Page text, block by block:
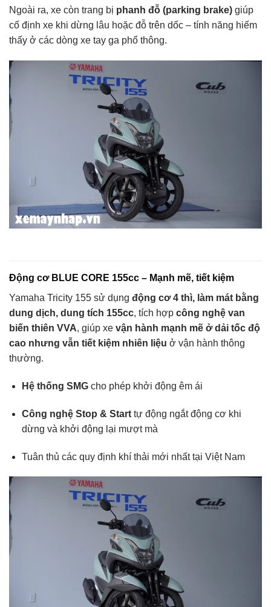
Ngoài ra, xe còn trang bị phanh đỗ (parking brake) giúp
cố định xe khi dừng lâu hoặc đỗ trên dốc – tính năng hiếm
thấy ở các dòng xe tay ga phổ thông.
Động cơ BLUE CORE 155cc – Mạnh mẽ, tiết kiệm
Yamaha Tricity 155 sử dụng động cơ 4 thì, làm mát bằng
dung dịch, dung tích 155cc, tích hợp công nghệ van
biến thiên VVA, giúp xe vận hành mạnh mẽ ở dải tốc độ
cao nhưng vẫn tiết kiệm nhiên liệu ở vận hành thông
thường.
Hệ thống SMGcho phép khởi động êm ái
Công nghệ Stop & Starttự động ngắt động cơ khi
dừng và khởi động lại mượt mà
Tuân thủ các quy định khí thải mới nhất tại Việt Nam